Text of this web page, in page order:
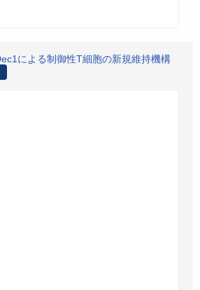
による制御性T細胞の新規維持機構